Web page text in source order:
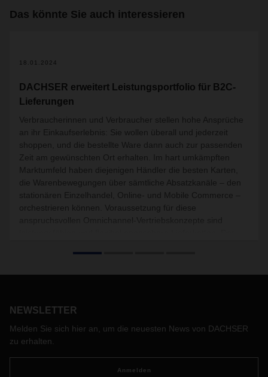
Das könnte Sie auch interessieren
18.01.2024
DACHSER erweitert Leistungsportfolio für B2C-
Lieferungen
Verbraucherinnen und Verbraucher stellen hohe Ansprüche
an ihr Einkaufserlebnis: Sie wollen überall und jederzeit
shoppen, und die bestellte Ware dann auch zur passenden
Zeit am gewünschten Ort erhalten. Im hart umkämpften
Marktumfeld haben diejenigen Händler die besten Karten,
die Warenbewegungen über sämtliche Absatzkanäle – den
stationären Einzelhandel, Online- und Mobile Commerce –
orchestrieren können. Voraussetzung für diese
NEWSLETTER
Melden Sie sich hier an, um die neuesten News von DACHSER
zu erhalten.
Anmelden